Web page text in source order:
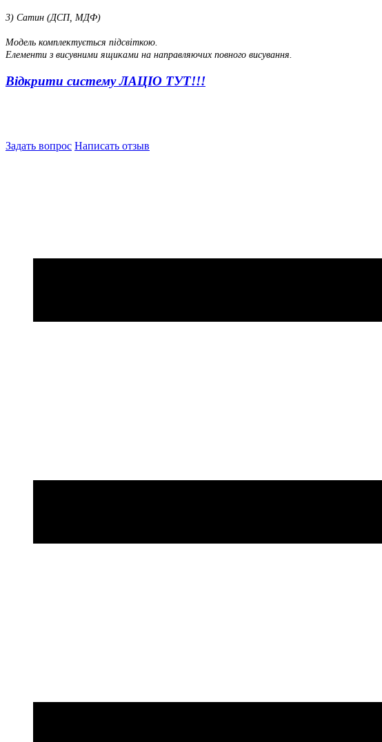
3) Сатин (ДСП, МДФ)
Модель комплектується підсвіткою.
Елементи з висувними ящиками на направляючих повного висування.
Відкрити систему ЛАЦІО ТУТ!!!
Задать вопрос Написать отзыв